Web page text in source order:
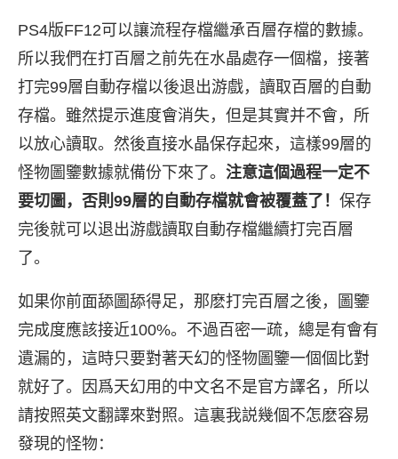
PS4版FF12可以讓流程存檔繼承百層存檔的數據。
所以我們在打百層之前先在水晶處存一個檔，接著
打完99層自動存檔以後退出游戲，讀取百層的自動
存檔。雖然提示進度會消失，但是其實并不會，所
以放心讀取。然後直接水晶保存起來，這樣99層的
怪物圖鑒數據就備份下來了。 注意這個過程一定不
要切圖，否則99層的自動存檔就會被覆蓋了！ 保存
完後就可以退出游戲讀取自動存檔繼續打完百層
了。
如果你前面舔圖舔得足，那麽打完百層之後，圖鑒
完成度應該接近100%。不過百密一疏，總是有會有
遺漏的，這時只要對著天幻的怪物圖鑒一個個比對
就好了。因爲天幻用的中文名不是官方譯名，所以
請按照英文翻譯來對照。這裏我説幾個不怎麽容易
發現的怪物：